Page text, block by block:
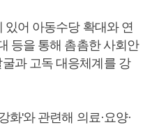
있어 아동수당 확대와 연
등을 통해 촘촘한 사회안
과 고독 대응체계를 강
화'와 관련해 의료·요양·